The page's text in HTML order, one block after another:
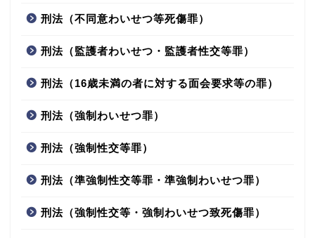
刑法（不同意わいせつ等死傷罪）
刑法（監護者わいせつ・監護者性交等罪）
刑法（16歳未満の者に対する面会要求等の罪）
刑法（強制わいせつ罪）
刑法（強制性交等罪）
刑法（準強制性交等罪・準強制わいせつ罪）
刑法（強制性交等・強制わいせつ致死傷罪）